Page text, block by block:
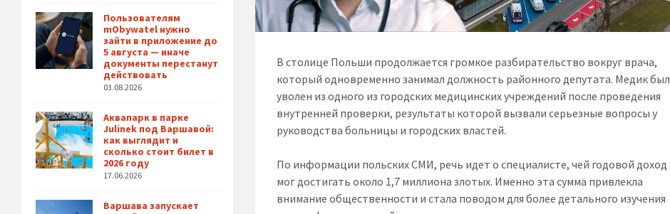
В столице Польши продолжается громкое разбирательство вокруг врача,
который одновременно занимал должность районного депутата. Медик был
уволен из одного из городских медицинских учреждений после проведения
внутренней проверки, результаты которой вызвали серьезные вопросы у
руководства больницы и городских властей.
По информации польских СМИ, речь идет о специалисте, чей годовой доход
мог достигать около 1,7 миллиона злотых. Именно эта сумма привлекла
внимание общественности и стала поводом для более детального изучения
Пользователям
mObywatel нужно
зайти в приложение до
5 августа — иначе
документы перестанут
действовать
03.08.2026
Аквапарк в парке
Julinek под Варшавой:
как выглядит и
сколько стоит билет в
2026 году
17.06.2026
Варшава запускает